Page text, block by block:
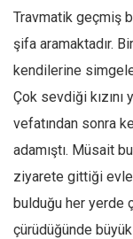
Kategoriler
Kültür Sanat
Kitap
Karisi kitap
7 soruda bu
Ekonomi
Spor
Manzara
Travmatik geçmiş
şifa aramaktadır.
kendilerine
Çok sevdiği kızını
vefatından sonra
adamıştı. Müsait
ziyarete gittiği
bulduğu her yerde
çürüdüğünde büyük